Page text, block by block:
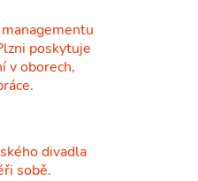
poskytuje
v oborech,
divadla
sobě.